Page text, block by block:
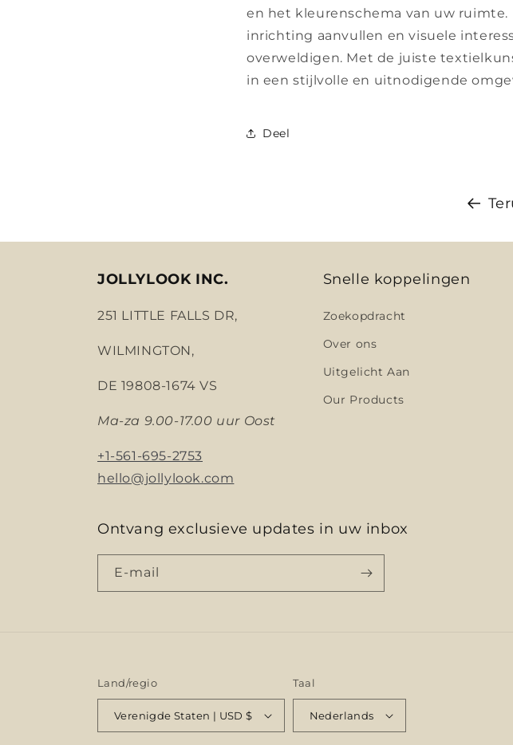
en het kleurenschema van uw
inrichting aanvullen en visuele
overweldigen. Met de juiste
in een stijlvolle en uitnodigende
Deel
JOLLYLOOK INC.
251 LITTLE FALLS DR,
WILMINGTON,
DE 19808-1674 VS
Ma-za 9.00-17.00 uur Oost
+1-561-695-2753
hello@jollylook.com
Snelle koppelingen
Zoekopdracht
Over ons
Uitgelicht Aan
Our Products
Ontvang exclusieve updates in uw inbox
E‑mail
Land/regio
Verenigde Staten | USD $
Taal
Nederlands